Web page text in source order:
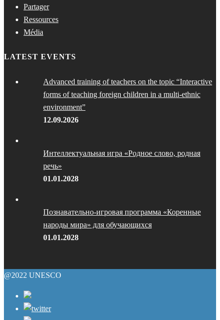
Partager
Ressources
Média
LATEST EVENTS
Advanced training of teachers on the topic “Interactive
forms of teaching foreign children in a multi-ethnic
environment”
12.09.2026
Интеллектуальная игра «Родное слово, родная
речь»
01.01.2028
Познавательно-игровая программа «Коренные
народы мира» для обучающихся
01.01.2028
@2022 UNESCO